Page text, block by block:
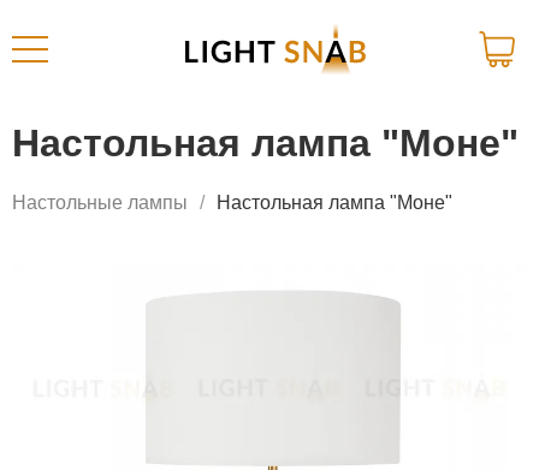
Настольная лампа "Моне"
Настольные лампы Настольная лампа "Моне"